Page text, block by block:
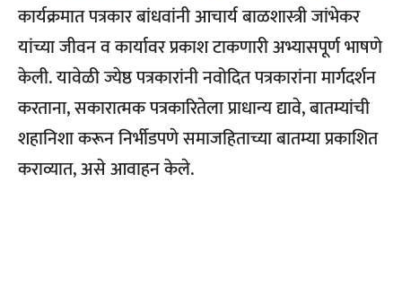
कार्यक्रमात पत्रकार बांधवांनी आचार्य बाळशास्त्री जांभेकर
यांच्या जीवन व कार्यावर प्रकाश टाकणारी अभ्यासपूर्ण भाषणे
केली. यावेळी ज्येष्ठ पत्रकारांनी नवोदित पत्रकारांना मार्गदर्शन
करताना, सकारात्मक पत्रकारितेला प्राधान्य द्यावे, बातम्यांची
शहानिशा करून निर्भीडपणे समाजहिताच्या बातम्या प्रकाशित
कराव्यात, असे आवाहन केले.